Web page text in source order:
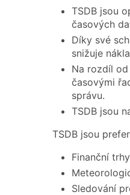
TSDB jsou
časových
Díky své
snižuje
Na rozdíl
časovými
správu.
TSDB jsou
TSDB jsou
Finanční
Sledování